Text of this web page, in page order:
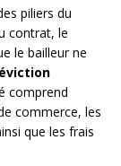
piliers du
contrat, le
le bailleur ne
comprend
commerce, les
que les frais